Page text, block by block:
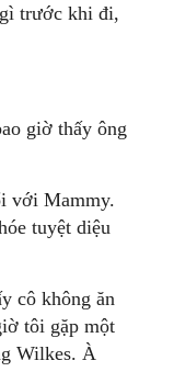
trước khi đi,
giờ thấy ông
với Mammy.
tuyệt diệu
cô không ăn
tôi gặp một
Wilkes. À